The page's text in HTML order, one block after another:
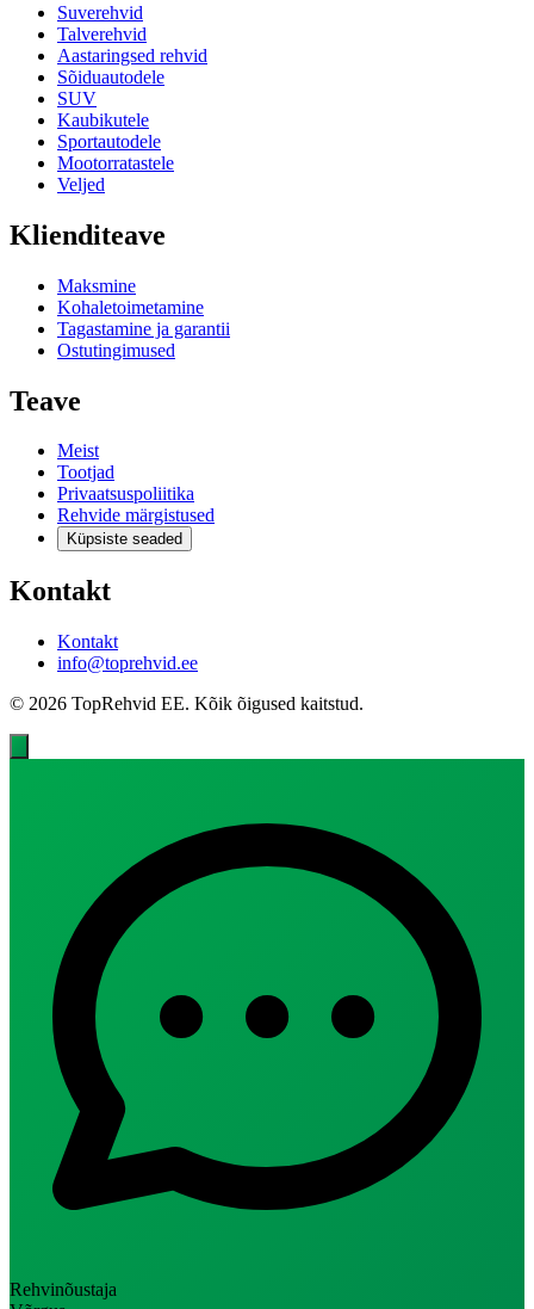
Suverehvid
Talverehvid
Aastaringsed rehvid
Sõiduautodele
SUV
Kaubikutele
Sportautodele
Mootorratastele
Veljed
Klienditeave
Maksmine
Kohaletoimetamine
Tagastamine ja garantii
Ostutingimused
Teave
Meist
Tootjad
Privaatsuspoliitika
Rehvide märgistused
Küpsiste seaded
Kontakt
Kontakt
info@toprehvid.ee
© 2026 TopRehvid EE. Kõik õigused kaitstud.
Rehvinõustaja